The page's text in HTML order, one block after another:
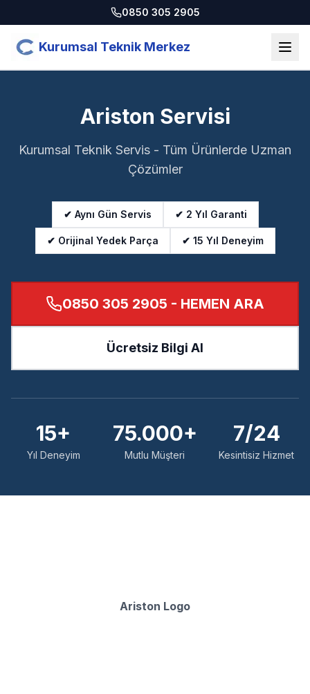
0850 305 2905
Kurumsal Teknik Merkez
Ariston Servisi
Kurumsal Teknik Servis - Tüm Ürünlerde Uzman
Çözümler
✔ Aynı Gün Servis ✔ 2 Yıl Garanti
✔ Orijinal Yedek Parça ✔ 15 Yıl Deneyim
0850 305 2905 - HEMEN ARA
Ücretsiz Bilgi Al
15+
Yıl Deneyim
75.000+
Mutlu Müşteri
7/24
Kesintisiz Hizmet
Ariston Logo